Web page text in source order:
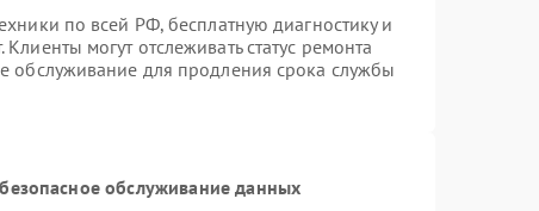
по всей РФ, бесплатную диагностику и
могут отслеживать статус ремонта
обслуживание для продления срока службы
обслуживание данных